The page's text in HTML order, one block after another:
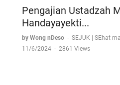
Pengajian Ustadzah
Handayayekti...
by Wong nDeso - SEJUK | SEhat
11/6/2024 - 2861 Views